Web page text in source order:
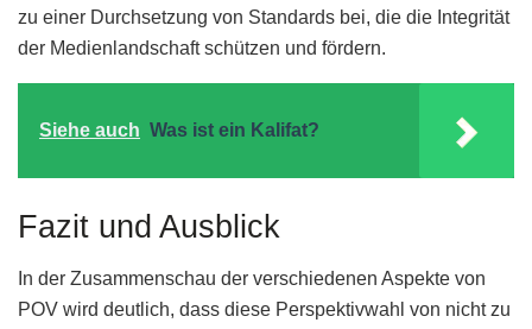
zu einer Durchsetzung von Standards bei, die die Integrität
der Medienlandschaft schützen und fördern.
Siehe auch Was ist ein Kalifat?
Fazit und Ausblick
In der Zusammenschau der verschiedenen Aspekte von
POV wird deutlich, dass diese Perspektivwahl von nicht zu